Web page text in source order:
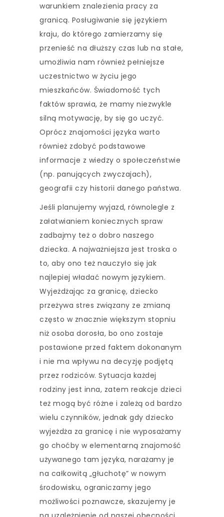
warunkiem znalezienia pracy za
granicą. Posługiwanie się językiem
kraju, do którego zamierzamy się
przenieść na dłuższy czas lub na stałe,
umożliwia nam również pełniejsze
uczestnictwo w życiu jego
mieszkańców. Świadomość tych
faktów sprawia, że mamy niezwykle
silną motywację, by się go uczyć.
Oprócz znajomości języka warto
również zdobyć podstawowe
informacje z wiedzy o społeczeństwie
(np. panujących zwyczajach),
geografii czy historii danego państwa.
Jeśli planujemy wyjazd, równolegle z
załatwianiem koniecznych spraw
zadbajmy też o dobro naszego
dziecka. A najważniejsza jest troska o
to, aby ono też nauczyło się jak
najlepiej władać nowym językiem.
Wyjeżdżając za granicę, dziecko
przeżywa stres związany ze zmianą
często w znacznie większym stopniu
niż osoba dorosła, bo ono zostaje
postawione przed faktem dokonanym
i nie ma wpływu na decyzję podjętą
przez rodziców. Sytuacja każdej
rodziny jest inna, zatem reakcje dzieci
też mogą być różne i zależą od bardzo
wielu czynników, jednak gdy dziecko
wyjeżdża za granicę i nie wyposażamy
go choćby w elementarną znajomość
używanego tam języka, narażamy je
na całkowitą „głuchotę” w nowym
środowisku, ograniczamy jego
możliwości poznawcze, skazujemy je